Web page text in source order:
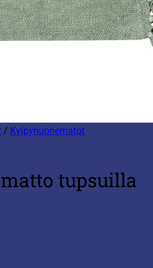
/ Kylpyhuonematot
tupsuilla